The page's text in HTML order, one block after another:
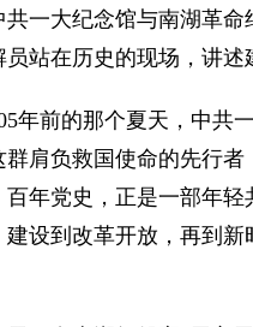
大纪念馆与南湖革命
员站在历史的现场，讲述
前的那个夏天，中共一
群肩负救国使命的先行
百年党史，正是一部年
建设到改革开放，再到